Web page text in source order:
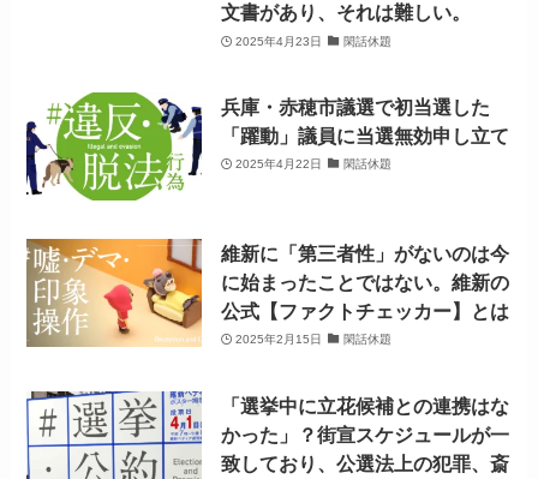
文書があり、それは難しい。
2025年4月23日 閑話休題
兵庫・赤穂市議選で初当選した
「躍動」議員に当選無効申し立て
2025年4月22日 閑話休題
維新に「第三者性」がないのは今
に始まったことではない。維新の
公式【ファクトチェッカー】とは
2025年2月15日 閑話休題
「選挙中に立花候補との連携はな
かった」？街宣スケジュールが一
致しており、公選法上の犯罪、斎